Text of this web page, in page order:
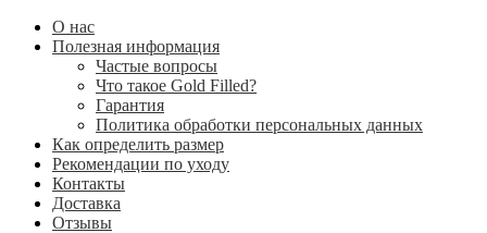
О нас
Полезная информация
Частые вопросы
Что такое Gold Filled?
Гарантия
Политика обработки персональных данных
Как определить размер
Рекомендации по уходу
Контакты
Доставка
Отзывы